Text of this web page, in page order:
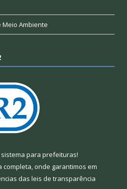
Meio Ambiente
sistema para prefeituras!
completa, onde garantimos em
das leis de transparência